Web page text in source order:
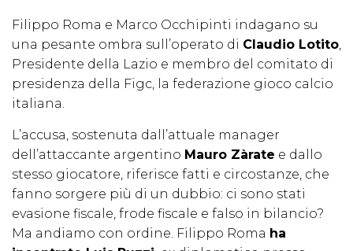
Filippo Roma e Marco Occhipinti indagano su
una pesante ombra sull’operato di Claudio Lotito,
Presidente della Lazio e membro del comitato di
presidenza della Figc, la federazione gioco calcio
italiana.
L’accusa, sostenuta dall’attuale manager
dell’attaccante argentino Mauro Zàrate e dallo
stesso giocatore, riferisce fatti e circostanze, che
fanno sorgere più di un dubbio: ci sono stati
evasione fiscale, frode fiscale e falso in bilancio?
Ma andiamo con ordine. Filippo Roma ha